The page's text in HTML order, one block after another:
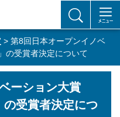
> 第8回日本オープンイノベ
の受賞者決定について
ーション大賞
の受賞者決定につ